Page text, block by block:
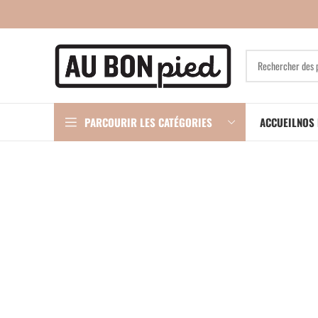
PARCOURIR LES CATÉGORIES ACCUEIL